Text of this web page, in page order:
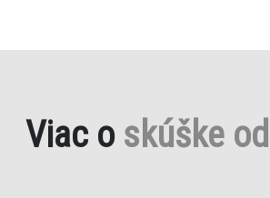
Viac o skúške